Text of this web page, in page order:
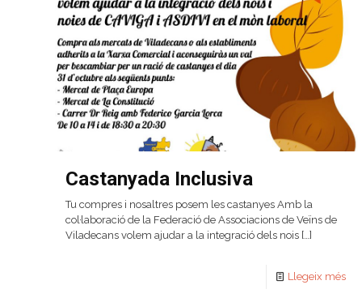
Castanyada Inclusiva
Tu compres i nosaltres posem les castanyes Amb la
col·laboració de la Federació de Associacions de Veïns de
Viladecans volem ajudar a la integració dels nois […]
Llegeix més